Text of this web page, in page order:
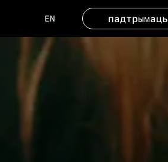
EN падтрымаць